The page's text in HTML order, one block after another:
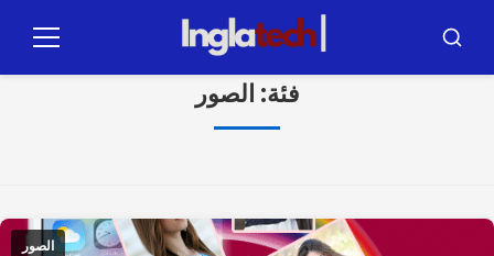
قائمة
ابحث
فئة: الصور
الصور